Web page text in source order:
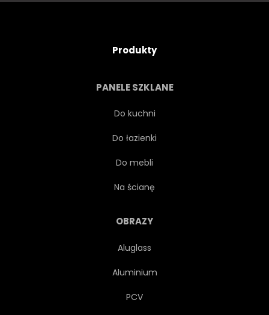
Produkty
PANELE SZKLANE
Do kuchni
Do łazienki
Do mebli
Na ścianę
OBRAZY
Aluglass
Aluminium
PCV